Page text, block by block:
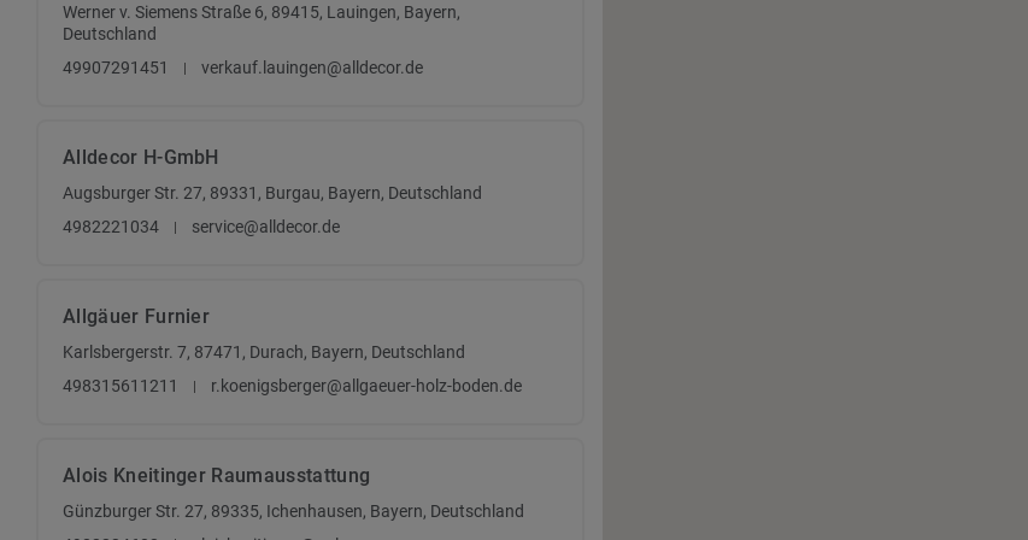
Werner v. Siemens Straße 6, 89415, Lauingen, Bayern,
Deutschland
49907291451
verkauf.lauingen@alldecor.de
Alldecor H-GmbH
Augsburger Str. 27, 89331, Burgau, Bayern, Deutschland
4982221034
service@alldecor.de
Allgäuer Furnier
Karlsbergerstr. 7, 87471, Durach, Bayern, Deutschland
498315611211
r.koenigsberger@allgaeuer-holz-boden.de
Alois Kneitinger Raumausstattung
Günzburger Str. 27, 89335, Ichenhausen, Bayern, Deutschland